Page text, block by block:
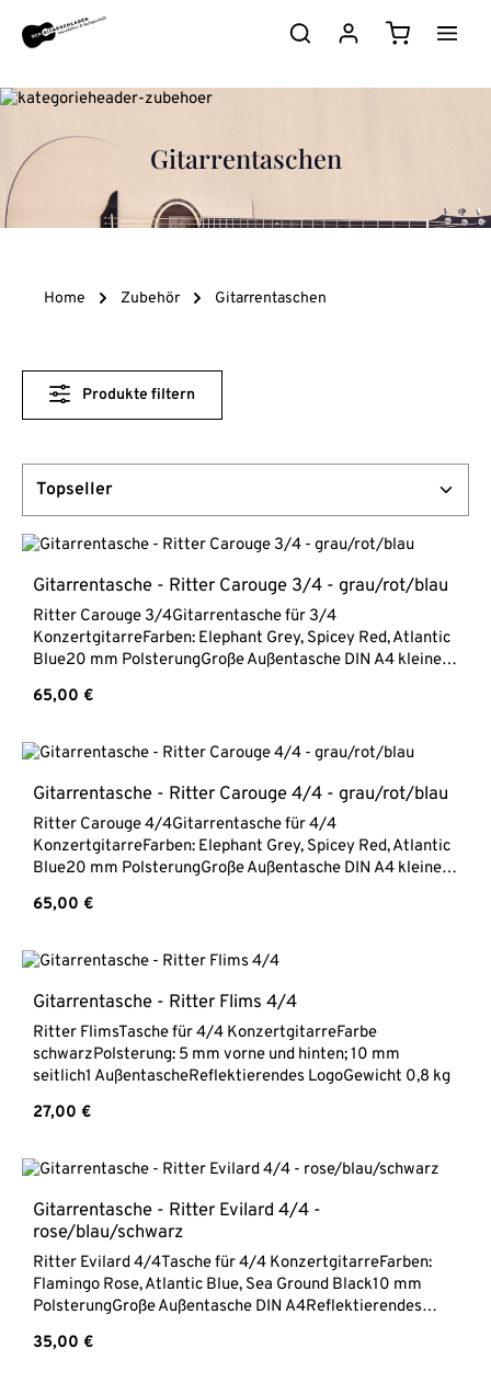
Zum Hauptinhalt springen
Gitarrentaschen
Home Zubehör Gitarrentaschen
Produkte filtern
Gitarrentasche - Ritter Carouge 3/4 - grau/rot/blau
Ritter Carouge 3/4Gitarrentasche für 3/4
KonzertgitarreFarben: Elephant Grey, Spicey Red, Atlantic
Blue20 mm PolsterungGroße Außentasche DIN A4 kleine
1,5 kg
Regulärer Preis:
65,00 €
Gitarrentasche - Ritter Carouge 4/4 - grau/rot/blau
Ritter Carouge 4/4Gitarrentasche für 4/4
KonzertgitarreFarben: Elephant Grey, Spicey Red, Atlantic
Blue20 mm PolsterungGroße Außentasche DIN A4 kleine
1,5 kg
Regulärer Preis:
65,00 €
Gitarrentasche - Ritter Flims 4/4
Ritter FlimsTasche für 4/4 KonzertgitarreFarbe
schwarzPolsterung: 5 mm vorne und hinten; 10 mm
seitlich1 AußentascheReflektierendes LogoGewicht 0,8 kg
Regulärer Preis:
27,00 €
Gitarrentasche - Ritter Evilard 4/4 -
rose/blau/schwarz
Ritter Evilard 4/4Tasche für 4/4 KonzertgitarreFarben:
Flamingo Rose, Atlantic Blue, Sea Ground Black10 mm
PolsterungGroße Außentasche DIN A4Reflektierendes
Regulärer Preis:
35,00 €